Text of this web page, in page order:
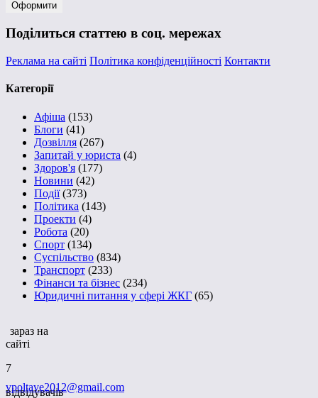
Поділиться статтею в соц. мережах
Реклама на сайті Політика конфіденційності Контакти
Категорії
Афіша (153)
Блоги (41)
Дозвілля (267)
Запитай у юриста (4)
Здоров'я (177)
Новини (42)
Події(373)
Політика (143)
Проекти (4)
Робота (20)
Спорт (134)
Суспільство (834)
Транспорт (233)
Фінанси та бізнес (234)
Юридичні питання у сфері ЖКГ (65)
зараз на
сайті
7
відвідувачів
vpoltave2012@gmail.com